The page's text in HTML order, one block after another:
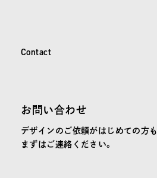
お問い合わせ
Contact
デザインのご依頼がはじめての方も
まずはご連絡ください。